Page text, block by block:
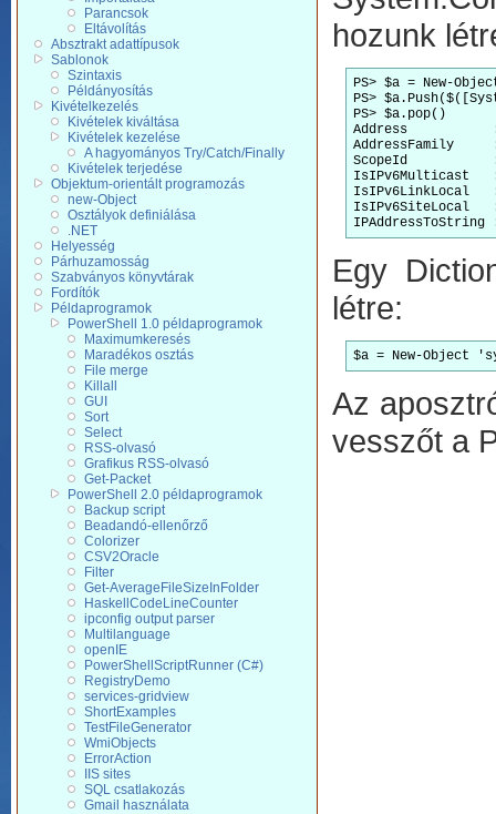
Parancsok
Eltávolítás
Absztrakt adattípusok
Sablonok
Szintaxis
Példányosítás
Kivételkezelés
Kivételek kiváltása
Kivételek kezelése
A hagyományos Try/Catch/Finally
Kivételek terjedése
Objektum-orientált programozás
new-Object
Osztályok definiálása
.NET
Helyesség
Párhuzamosság
Szabványos könyvtárak
Fordítók
Példaprogramok
PowerShell 1.0 példaprogramok
Maximumkeresés
Maradékos osztás
File merge
Killall
GUI
Sort
Select
RSS-olvasó
Grafikus RSS-olvasó
Get-Packet
PowerShell 2.0 példaprogramok
Backup script
Beadandó-ellenőrző
Colorizer
CSV2Oracle
Filter
Get-AverageFileSizeInFolder
HaskellCodeLineCounter
ipconfig output parser
Multilanguage
openIE
PowerShellScriptRunner (C#)
RegistryDemo
services-gridview
ShortExamples
TestFileGenerator
WmiObjects
ErrorAction
IIS sites
SQL csatlakozás
Gmail használata
hozunk
PS> $a = New-
PS>
PS> $a.pop()
Address           :
AddressFamily
ScopeId
IsIPv6Multicast
IsIPv6LinkLocal
IsIPv6SiteLocal
Egy
létre:
$a = New-Object
Az
vesszőt a